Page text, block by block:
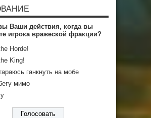
Ваши действия, когда вы
игрока вражеской фракции?
Horde!
King!
ганкнуть на мобе
мимо